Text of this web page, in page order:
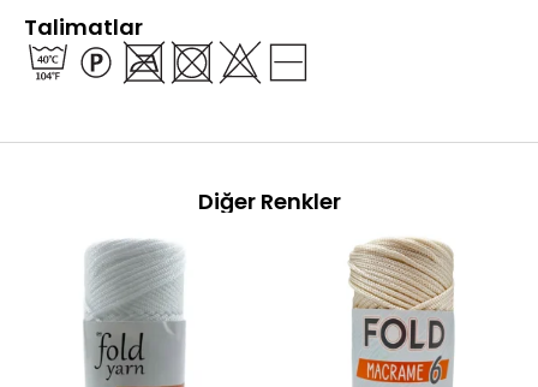
Talimatlar
Diğer Renkler